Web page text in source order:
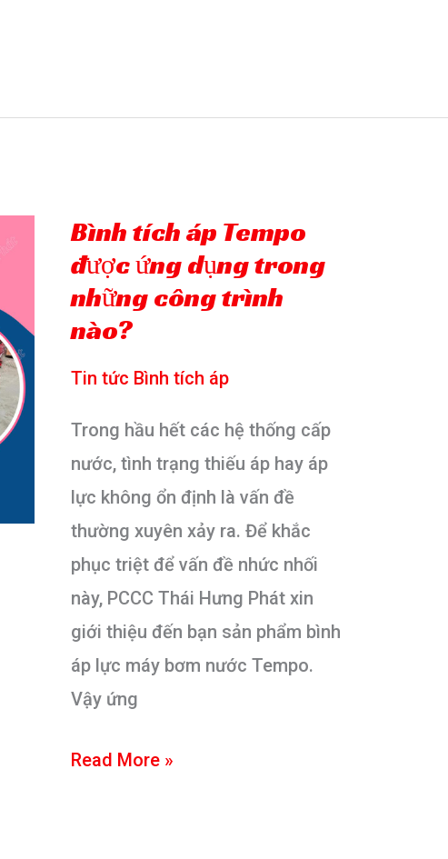
khắc
bình
tích
áp
nước
bị
rò
rỉ,
mất
áp
Bình tích áp Tempo
được ứng dụng trong
những công trình
nào?
Tin tức Bình tích áp
Trong hầu hết các hệ thống cấp
nước, tình trạng thiếu áp hay áp
lực không ổn định là vấn đề
thường xuyên xảy ra. Để khắc
phục triệt để vấn đề nhức nhối
này, PCCC Thái Hưng Phát xin
giới thiệu đến bạn sản phẩm bình
áp lực máy bơm nước Tempo.
Vậy ứng
Bình
Read More »